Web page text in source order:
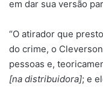
em dar sua versão
“O atirador que
do crime, o
pessoas e,
[na distribuidora]; e